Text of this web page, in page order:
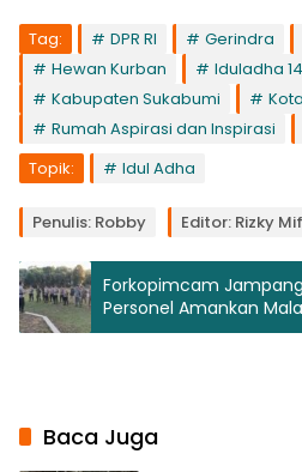
Tag: DPR RI Gerindra
Hewan Kurban
Iduladha
Kabupaten Sukabumi
Rumah Aspirasi dan Inspirasi
Topik:
Idul Adha
Penulis: Robby Editor: Rizky
Forkopimcam
Personel Amankan
Idul Adha 1447 H
Baca Juga